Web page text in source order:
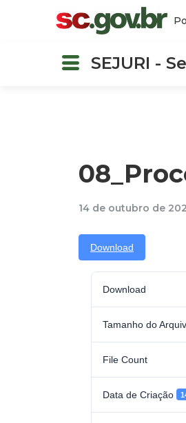
SEJURI -
14 de outubro de
Download
Download
Tamanho do
File Count
Data de Criação